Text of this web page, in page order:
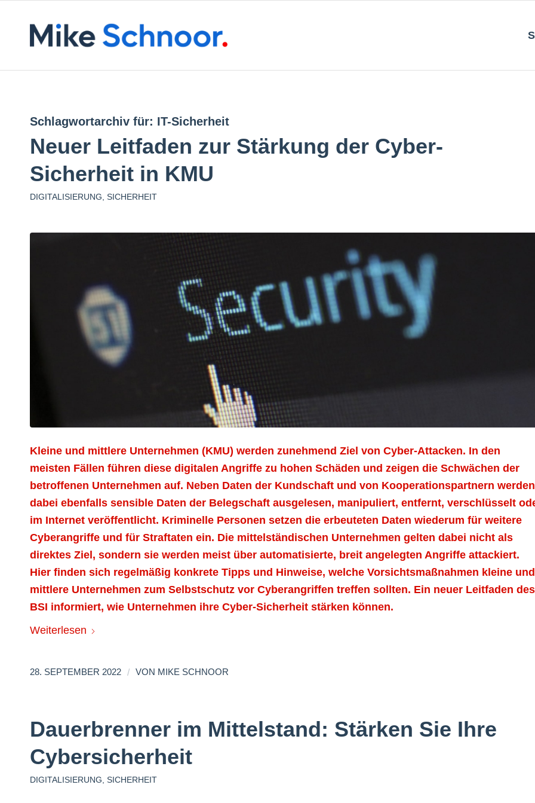
Schlagwortarchiv für: IT-Sicherheit
Neuer Leitfaden zur Stärkung der Cyber-
Sicherheit in KMU
DIGITALISIERUNG SICHERHEIT
Kleine und mittlere Unternehmen (KMU) werden zunehmend Ziel von Cyber-Attacken. In den
meisten Fällen führen diese digitalen Angriffe zu hohen Schäden und zeigen die Schwächen der
betroffenen Unternehmen auf. Neben Daten der Kundschaft und von Kooperationspartnern werden
dabei ebenfalls sensible Daten der Belegschaft ausgelesen, manipuliert, entfernt, verschlüsselt
im Internet veröffentlicht. Kriminelle Personen setzen die erbeuteten Daten wiederum für weitere
Cyberangriffe und für Straftaten ein. Die mittelständischen Unternehmen gelten dabei nicht als
direktes Ziel, sondern sie werden meist über automatisierte, breit angelegten Angriffe attackiert.
Hier finden sich regelmäßig konkrete Tipps und Hinweise, welche Vorsichtsmaßnahmen kleine und
mittlere Unternehmen zum Selbstschutz vor Cyberangriffen treffen sollten. Ein neuer Leitfaden des
BSI informiert, wie Unternehmen ihre Cyber-Sicherheit stärken können.
Weiterlesen
28. SEPTEMBER 2022 / VON MIKE SCHNOOR
Dauerbrenner im Mittelstand: Stärken Sie Ihre
Cybersicherheit
DIGITALISIERUNG SICHERHEIT